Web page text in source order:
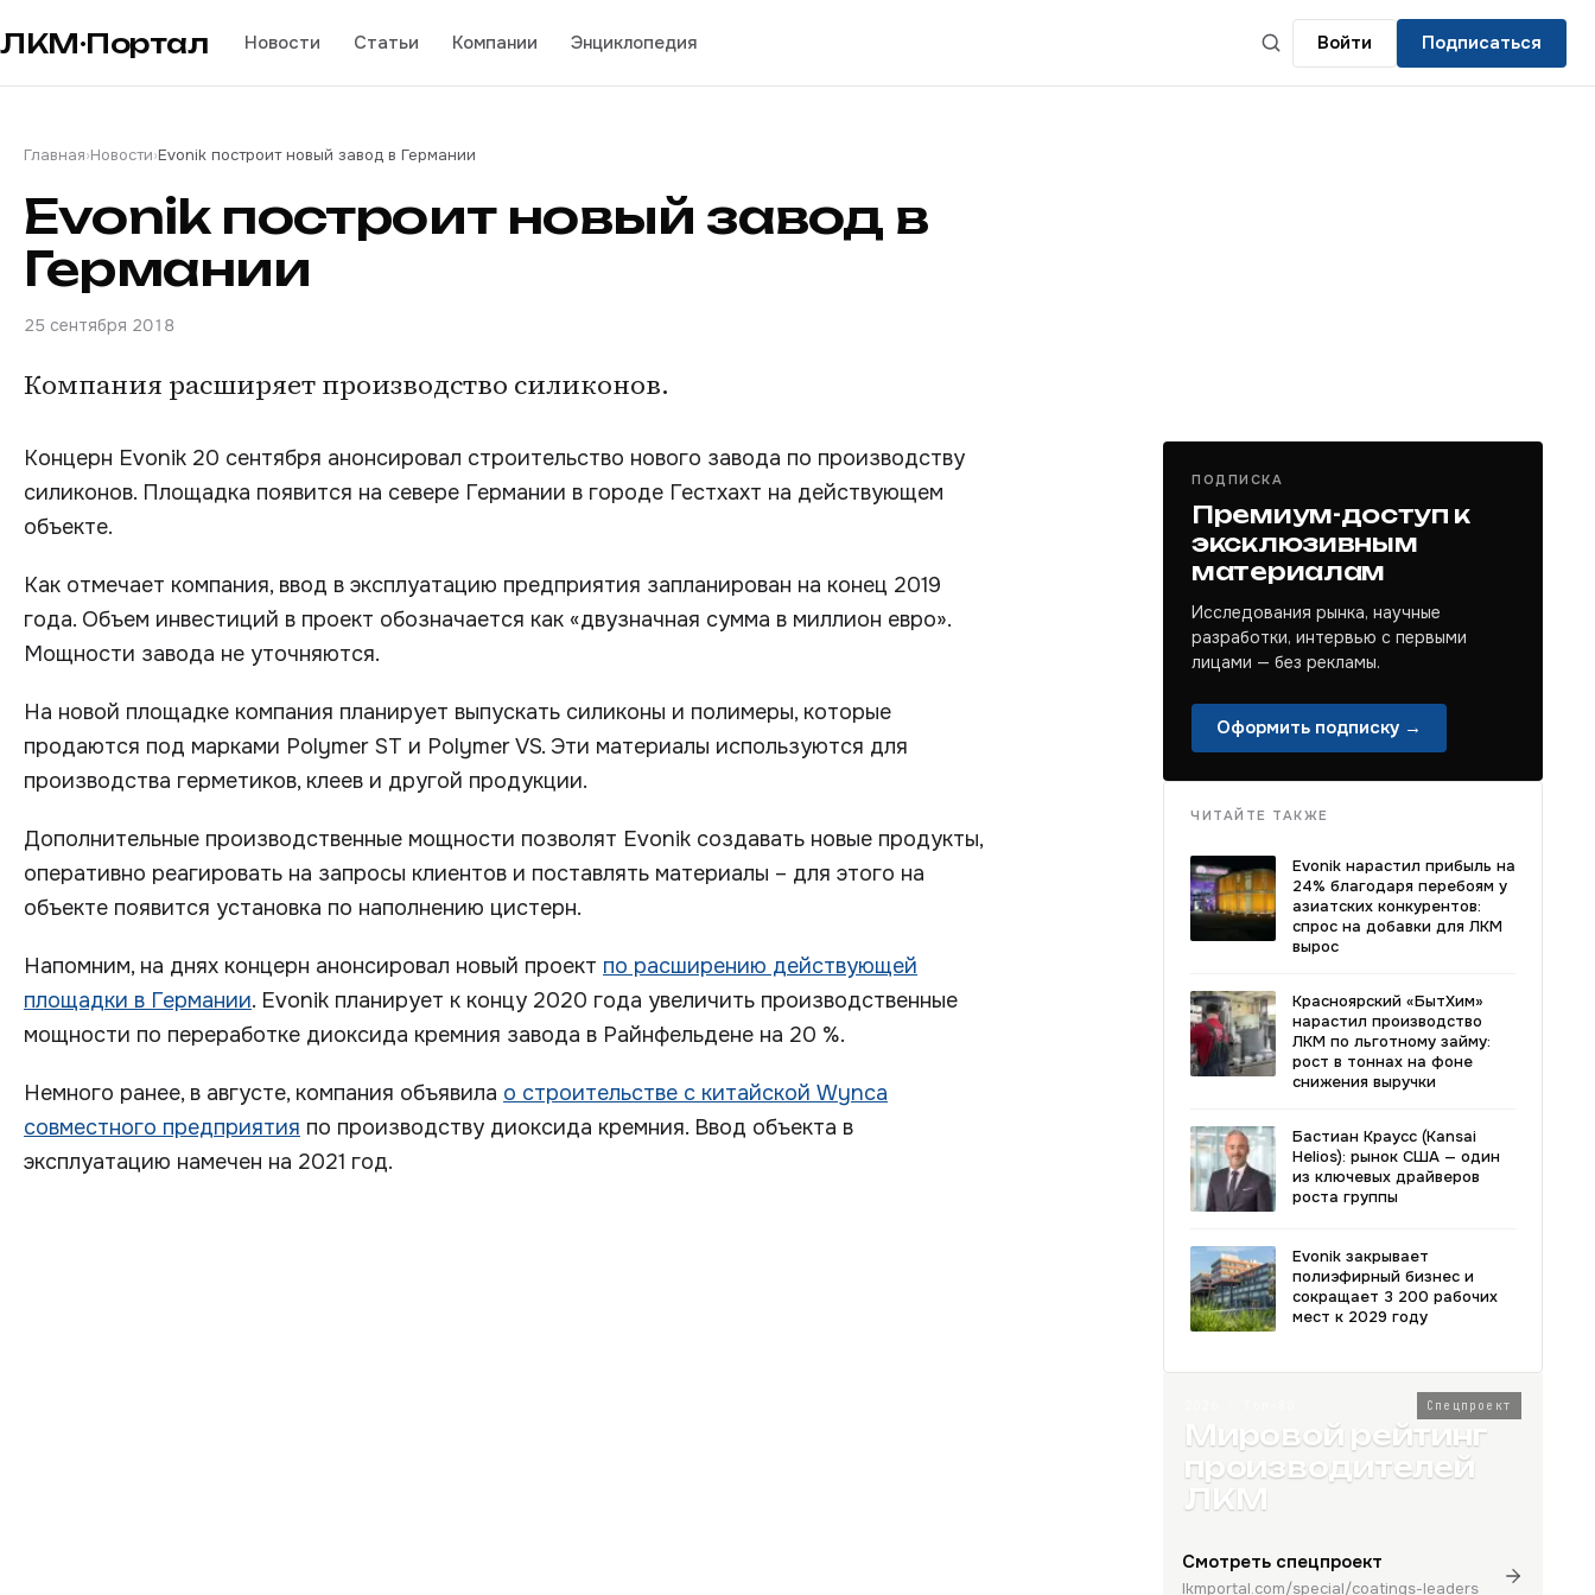
ЛКМ·Портал Новости Статьи Компании Энциклопедия Войти Подписаться
Главная›Новости›Evonik построит новый завод в Германии
Evonik построит новый завод в
Германии
25 сентября 2018
Компания расширяет производство силиконов.
Концерн Evonik 20 сентября анонсировал строительство нового завода по производству
силиконов. Площадка появится на севере Германии в городе Гестхахт на действующем
объекте.
Как отмечает компания, ввод в эксплуатацию предприятия запланирован на конец 2019
года. Объем инвестиций в проект обозначается как «двузначная сумма в миллион евро».
Мощности завода не уточняются.
На новой площадке компания планирует выпускать силиконы и полимеры, которые
продаются под марками Polymer ST и Polymer VS. Эти материалы используются для
производства герметиков, клеев и другой продукции.
Дополнительные производственные мощности позволят Evonik создавать новые продукты,
оперативно реагировать на запросы клиентов и поставлять материалы – для этого на
объекте появится установка по наполнению цистерн.
Напомним, на днях концерн анонсировал новый проект по расширению действующей
площадки в Германии. Evonik планирует к концу 2020 года увеличить производственные
мощности по переработке диоксида кремния завода в Райнфельдене на 20 %.
Немного ранее, в августе, компания объявила о строительстве с китайской Wynca
совместного предприятия по производству диоксида кремния. Ввод объекта в
эксплуатацию намечен на 2021 год.
ПОДПИСКА
Премиум-доступ к
эксклюзивным
материалам
Исследования рынка, научные
разработки, интервью с первыми
лицами — без рекламы.
Оформить подписку →
ЧИТАЙТЕ ТАКЖЕ
Evonik нарастил прибыль на
24% благодаря перебоям у
азиатских конкурентов:
спрос на добавки для ЛКМ
вырос
Красноярский «БытХим»
нарастил производство
ЛКМ по льготному займу:
рост в тоннах на фоне
снижения выручки
Бастиан Краусс (Kansai
Helios): рынок США — один
из ключевых драйверов
роста группы
Evonik закрывает
полиэфирный бизнес и
сокращает 3 200 рабочих
мест к 2029 году
Спецпроект
Мировой рейтинг
производителей
ЛКМ
Смотреть спецпроект
lkmportal.com/special/coatings-leaders